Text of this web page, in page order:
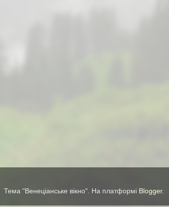
Тема "Венеціанське вікно". На платформі Blogger.